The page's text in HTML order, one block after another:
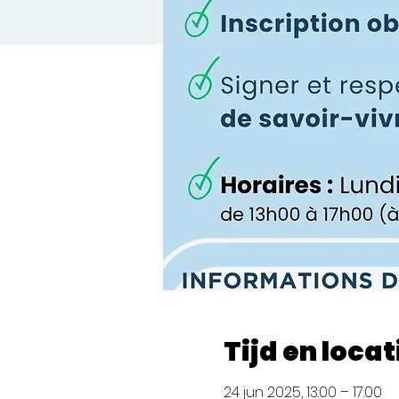
Tijd en
24 jun 2025, 13:00 – 17:00